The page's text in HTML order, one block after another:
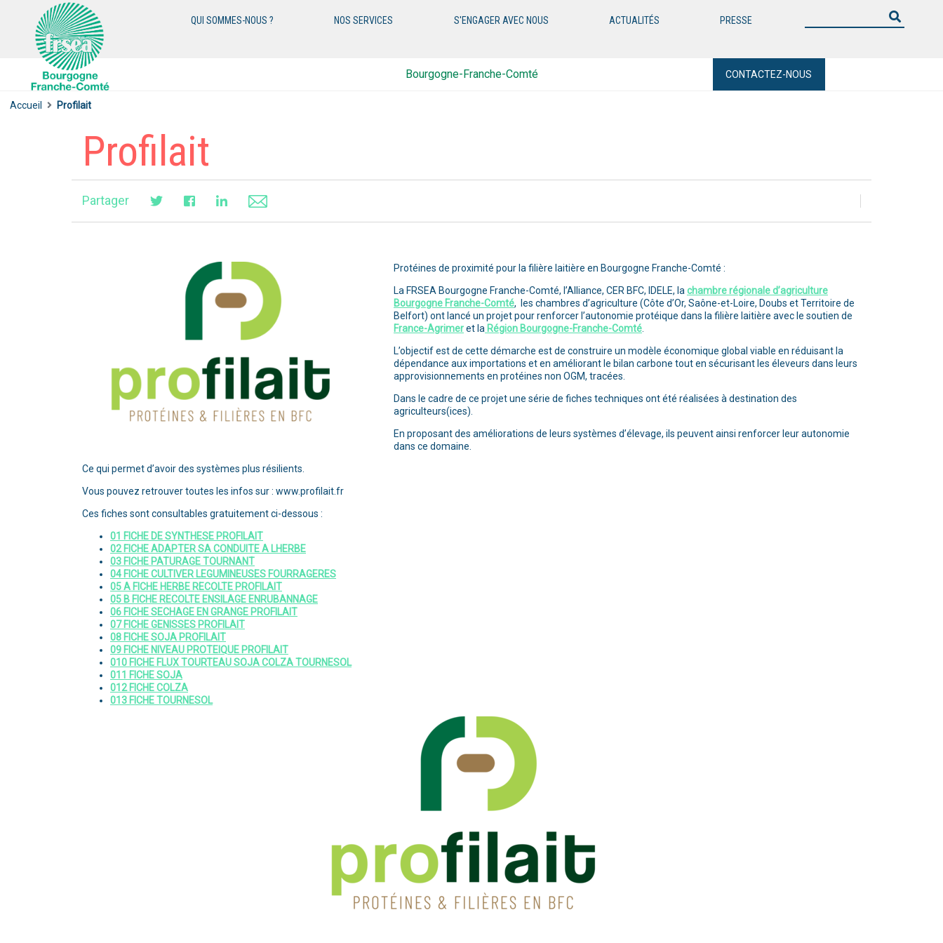
QUI SOMMES-NOUS ? NOS SERVICES S'ENGAGER AVEC NOUS ACTUALITÉS PRESSE
Bourgogne-Franche-Comté CONTACTEZ-NOUS
Accueil Profilait
Profilait
Partager
Protéines de proximité pour la filière laitière en Bourgogne Franche-Comté :
La FRSEA Bourgogne Franche-Comté, l’Alliance, CER BFC, IDELE, lachambre régionale d’agriculture
Bourgogne Franche-Comté, les chambres d’agriculture (Côte d’Or, Saône-et-Loire, Doubs et Territoire de
Belfort) ont lancé un projet pour renforcer l’autonomie protéique dans la filière laitière avec le soutien de
France-Agrimeret la Région Bourgogne-Franche-Comté.
L’objectif est de cette démarche est de construire un modèle économique global viable en réduisant la
dépendance aux importations et en améliorant le bilan carbone tout en sécurisant les éleveurs dans leurs
approvisionnements en protéines non OGM, tracées.
Dans le cadre de ce projet une série de fiches techniques ont été réalisées à destination des
agriculteurs(ices).
En proposant des améliorations de leurs systèmes d’élevage, ils peuvent ainsi renforcer leur autonomie
dans ce domaine.
Ce qui permet d’avoir des systèmes plus résilients.
Vous pouvez retrouver toutes les infos sur : www.profilait.fr
Ces fiches sont consultables gratuitement ci-dessous :
01 FICHE DE SYNTHESE PROFILAIT
02 FICHE ADAPTER SA CONDUITE A LHERBE
03 FICHE PATURAGE TOURNANT
04 FICHE CULTIVER LEGUMINEUSES FOURRAGERES
05 A FICHE HERBE RECOLTE PROFILAIT
05 B FICHE RECOLTE ENSILAGE ENRUBANNAGE
06 FICHE SECHAGE EN GRANGE PROFILAIT
07 FICHE GENISSES PROFILAIT
08 FICHE SOJA PROFILAIT
09 FICHE NIVEAU PROTEIQUE PROFILAIT
010 FICHE FLUX TOURTEAU SOJA COLZA TOURNESOL
011 FICHE SOJA
012 FICHE COLZA
013 FICHE TOURNESOL